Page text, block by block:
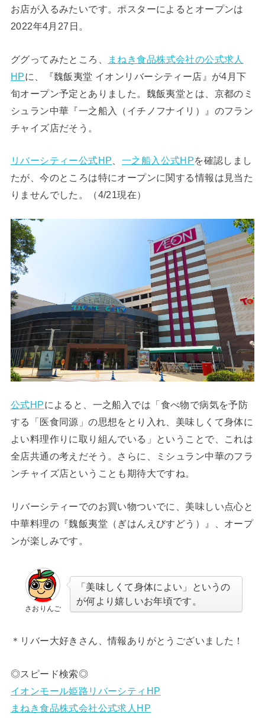
お店が入るみたいです。ポスターによるとオープンは
2022年4月27日。
ググってみたところ、
まねき食品株式会社の公式求人
HPに、『魏飯夷堂 イオンリバーシティー店』が4月下
旬オープン予定とありました。魏飯夷堂とは、京都のミ
シュラン中華『一之船入（イチノフナイリ）』のフラン
チャイズ店だそう。
リバーシティー公式HP 一之船入公式HPを確認しまし
たが、今のところは特にオープンに関する情報は見当た
りませんでした。（4/21現在）
公式HPによると、一之船入では「食べ物で病気を予防
する「医食同源」の思想をとり入れ、美味しくて身体に
よい料理作りに取り組んでいる」ということで、これは
全店共通の考えだそう。さらに、ミシュラン中華のフラ
ンチャイズ店ということも期待大ですね。
リバーシティーでのお買い物ついでに、美味しい点心と
中華料理の『魏飯夷堂（ぎはんえびすどう）』、オープ
ンが楽しみです。
さおりんご
「美味しくて身体によい」というの
が何より嬉しいお年頃です。
＊リバー大好きさん、情報ありがとうございました！
◎スピード検索◎
イオンモール姫路リバーシティHP
まねき食品株式会社公式求人HP